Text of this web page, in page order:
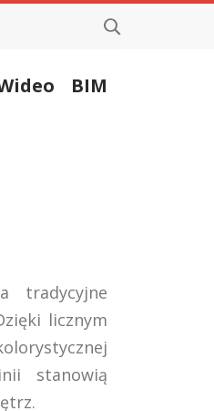
BIM
tradycyjne
licznym
stanowią